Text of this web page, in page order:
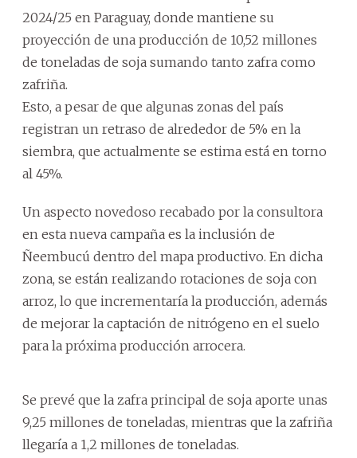
2024/25 en Paraguay, donde mantiene su
proyección de una producción de 10,52 millones
de toneladas de soja sumando tanto zafra como
zafriña.
Esto, a pesar de que algunas zonas del país
registran un retraso de alrededor de 5% en la
siembra, que actualmente se estima está en torno
al 45%.
Un aspecto novedoso recabado por la consultora
en esta nueva campaña es la inclusión de
Ñeembucú dentro del mapa productivo. En dicha
zona, se están realizando rotaciones de soja con
arroz, lo que incrementaría la producción, además
de mejorar la captación de nitrógeno en el suelo
para la próxima producción arrocera.
Se prevé que la zafra principal de soja aporte unas
9,25 millones de toneladas, mientras que la zafriña
llegaría a 1,2 millones de toneladas.